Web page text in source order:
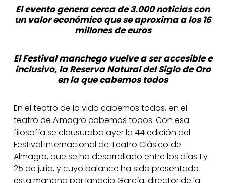
El evento genera cerca de 3.000 noticias con
un valor económico que se aproxima a los 16
millones de euros
El Festival manchego vuelve a ser accesible e
inclusivo, la Reserva Natural del Siglo de Oro
en la que cabemos todos
En el teatro de la vida cabemos todos, en el
teatro de Almagro cabemos todos. Con esa
filosofía se clausuraba ayer la 44 edición del
Festival Internacional de Teatro Clásico de
Almagro, que se ha desarrollado entre los días 1 y
25 de julio, y cuyo balance ha sido presentado
esta mañana por Ignacio García, director de la